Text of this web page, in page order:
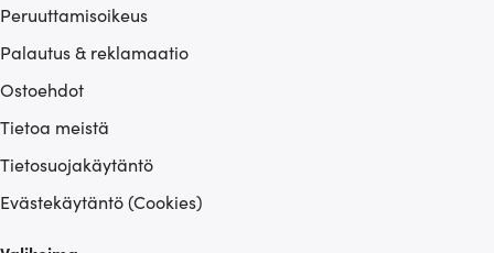
Peruuttamisoikeus
Palautus & reklamaatio
Ostoehdot
Tietoa meistä
Tietosuojakäytäntö
Evästekäytäntö (Cookies)